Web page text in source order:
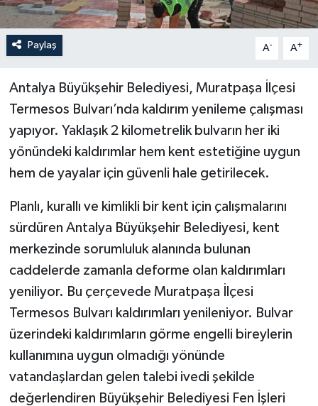
Paylaş A- A+
Antalya Büyükşehir Belediyesi, Muratpaşa İlçesi
Termesos Bulvarı’nda kaldırım yenileme çalışması
yapıyor. Yaklaşık 2 kilometrelik bulvarın her iki
yönündeki kaldırımlar hem kent estetiğine uygun
hem de yayalar için güvenli hale getirilecek.
Planlı, kurallı ve kimlikli bir kent için çalışmalarını
sürdüren Antalya Büyükşehir Belediyesi, kent
merkezinde sorumluluk alanında bulunan
caddelerde zamanla deforme olan kaldırımları
yeniliyor. Bu çerçevede Muratpaşa İlçesi
Termesos Bulvarı kaldırımları yenileniyor. Bulvar
üzerindeki kaldırımların görme engelli bireylerin
kullanımına uygun olmadığı yönünde
vatandaşlardan gelen talebi ivedi şekilde
değerlendiren Büyükşehir Belediyesi Fen İşleri